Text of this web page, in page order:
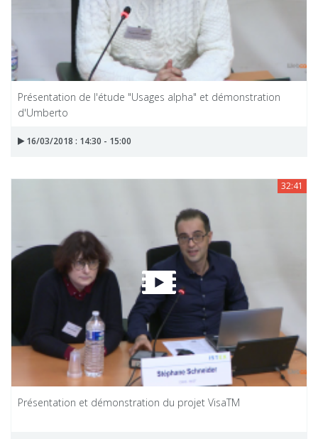
Présentation de l'étude "Usages alpha" et démonstration
d'Umberto
16/03/2018 : 14:30 - 15:00
32:41
Présentation et démonstration du projet VisaTM